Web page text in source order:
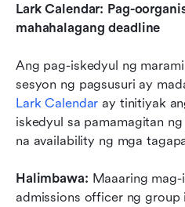
Lark Calendar: Pag-
mahahalagang deadline
Ang pag-iskedyul ng
Lark Calendar ay tinitiyak
iskedyul sa pamamagitan
na availability ng mga
Halimbawa: Maaaring
admissions officer ng group